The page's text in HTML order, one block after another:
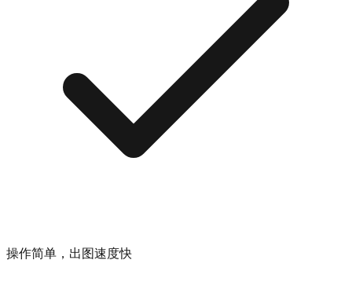
操作简单，出图速度快